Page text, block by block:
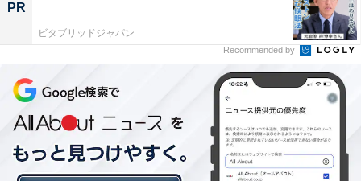
PR
ビタブリッドジャパン
Recommended by